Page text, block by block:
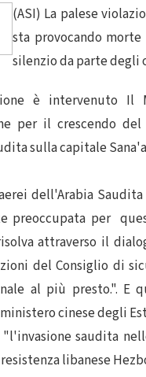
(ASI) La palese
sta provocando
silenzio da parte degli
è intervenuto Il
per il crescendo
sulla capitale
dell'Arabia Saudita
preoccupata per
attraverso il
del Consiglio di
al più presto.".
cinese degli
"l'invasione saudita
libanese